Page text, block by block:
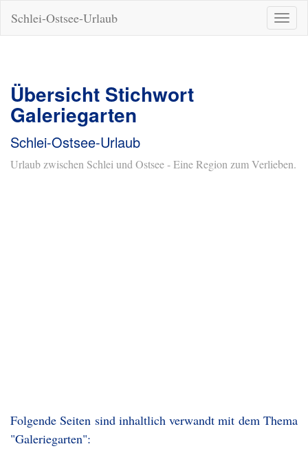
ein-/
Schlei-Ostsee-Urlaub
Übersicht Stichwort
Galeriegarten
Schlei-Ostsee-Urlaub
Urlaub zwischen Schlei und Ostsee - Eine Region zum Verlieben.
Folgende Seiten sind inhaltlich verwandt mit dem Thema
"Galeriegarten":